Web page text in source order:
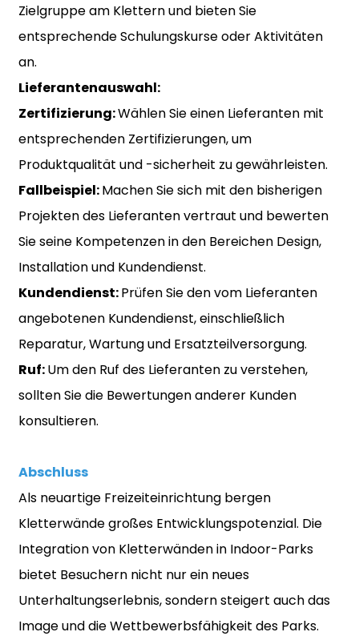
Zielgruppe am Klettern und bieten Sie
entsprechende Schulungskurse oder Aktivitäten
an.
Lieferantenauswahl:
Zertifizierung:Wählen Sie einen Lieferanten mit
entsprechenden Zertifizierungen, um
Produktqualität und -sicherheit zu gewährleisten.
Fallbeispiel:Machen Sie sich mit den bisherigen
Projekten des Lieferanten vertraut und bewerten
Sie seine Kompetenzen in den Bereichen Design,
Installation und Kundendienst.
Kundendienst:Prüfen Sie den vom Lieferanten
angebotenen Kundendienst, einschließlich
Reparatur, Wartung und Ersatzteilversorgung.
Ruf:Um den Ruf des Lieferanten zu verstehen,
sollten Sie die Bewertungen anderer Kunden
konsultieren.
Abschluss
Als neuartige Freizeiteinrichtung bergen
Kletterwände großes Entwicklungspotenzial. Die
Integration von Kletterwänden in Indoor-Parks
bietet Besuchern nicht nur ein neues
Unterhaltungserlebnis, sondern steigert auch das
Image und die Wettbewerbsfähigkeit des Parks.